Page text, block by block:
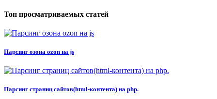
Топ просматриваемых статей
Парсинг озона ozon на js
Парсинг страниц сайтов(html-контента) на php.